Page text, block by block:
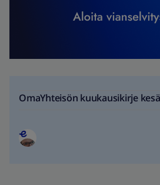
OmaYhteisön kuukausikirje